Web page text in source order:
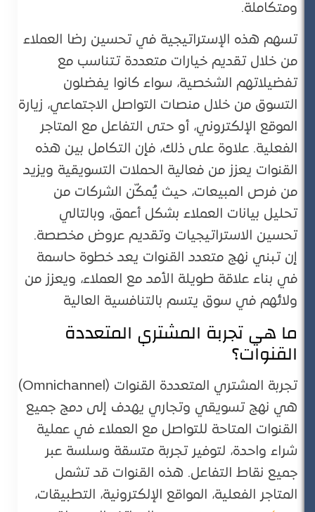
ومتكاملة.
تسهم هذه الإستراتيجية في تحسين رضا العملاء
من خلال تقديم خيارات متعددة تتناسب مع
تفضيلاتهم الشخصية، سواء كانوا يفضلون
التسوق من خلال منصات التواصل الاجتماعي، زيارة
الموقع الإلكتروني، أو حتى التفاعل مع المتاجر
الفعلية. علاوة على ذلك، فإن التكامل بين هذه
القنوات يعزز من فعالية الحملات التسويقية ويزيد
من فرص المبيعات، حيث يُمكّن الشركات من
تحليل بيانات العملاء بشكل أعمق، وبالتالي
تحسين الاستراتيجيات وتقديم عروض مخصصة.
إن تبني نهج متعدد القنوات يعد خطوة حاسمة
في بناء علاقة طويلة الأمد مع العملاء، ويعزز من
ولائهم في سوق يتسم بالتنافسية العالية​
ما هي تجربة المشتري المتعددة
القنوات؟
تجربة المشتري المتعددة القنوات (Omnichannel)
هي نهج تسويقي وتجاري يهدف إلى دمج جميع
القنوات المتاحة للتواصل مع العملاء في عملية
شراء واحدة، لتوفير تجربة متسقة وسلسة عبر
جميع نقاط التفاعل. هذه القنوات قد تشمل
المتاجر الفعلية، المواقع الإلكترونية، التطبيقات،